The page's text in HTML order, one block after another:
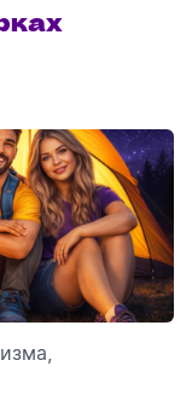
для мыла,